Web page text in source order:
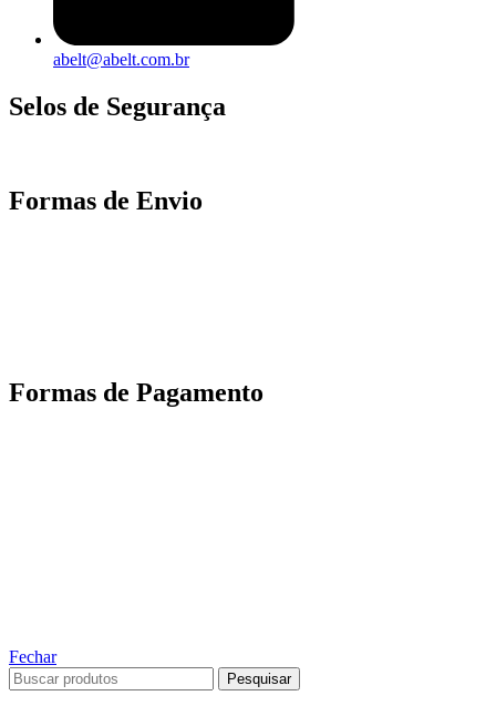
abelt@abelt.com.br
Selos de Segurança
Formas de Envio
Formas de Pagamento
Fechar
Pesquisar